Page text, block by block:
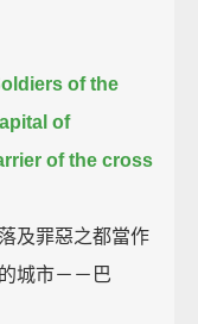
of the
of
of the cross
及罪惡之都當作
城市－－巴